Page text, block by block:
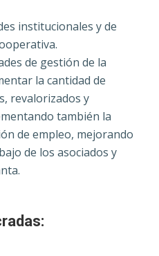
institucionales y de
de gestión de la
la cantidad de
revalorizados y
también la
de empleo, mejorando
de los asociados y